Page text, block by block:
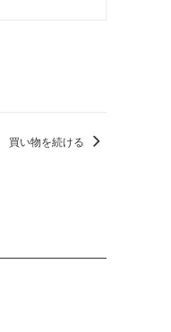
買い物を続ける